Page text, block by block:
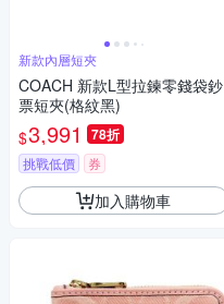
新款內層短夾
COACH 新款L型拉鍊零錢袋鈔
票短夾(格紋黑)
$3,991 78折
挑戰低價 券
加入購物車